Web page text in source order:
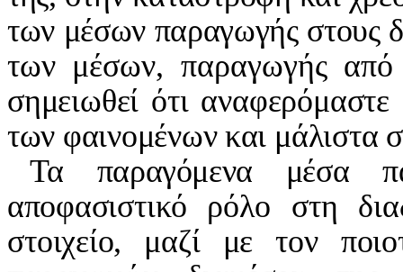
των μέσων παραγωγής στους
των μέσων, παραγωγής από
σημειωθεί ότι αναφερό­
των φαινομένων και μάλιστα
Τα παραγόμενα μέσα
αποφασιστικό ρόλο στη
στοιχείο, μαζί με τον